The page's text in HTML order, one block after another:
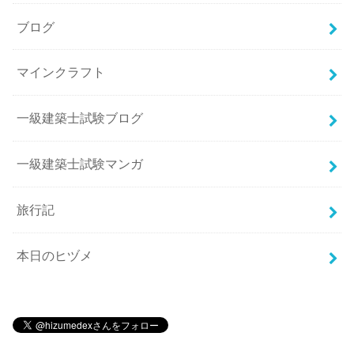
ブログ
マインクラフト
一級建築士試験ブログ
一級建築士試験マンガ
旅行記
本日のヒヅメ